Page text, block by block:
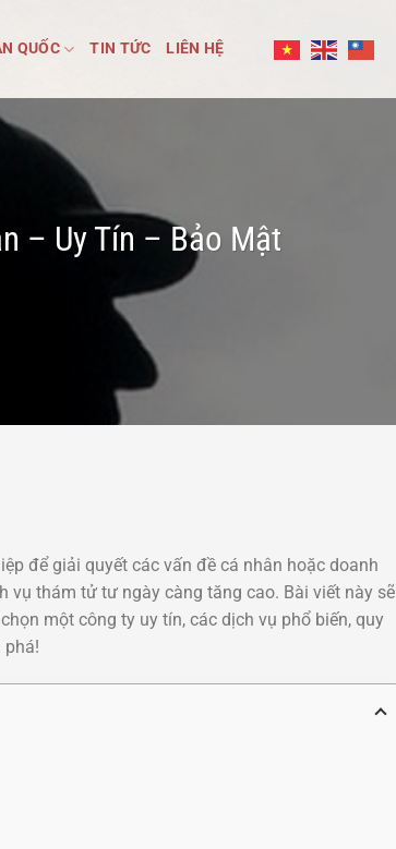
QUỐC TIN TỨC LIÊN HỆ
– Uy Tín – Bảo Mật
để giải quyết các vấn đề cá nhân hoặc doanh
vụ thám tử tư ngày càng tăng cao. Bài viết này sẽ
một công ty uy tín, các dịch vụ phổ biến, quy
phá!